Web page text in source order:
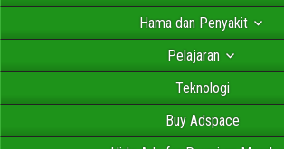
Hama dan Penyakit
Pelajaran
Teknologi
Buy Adspace